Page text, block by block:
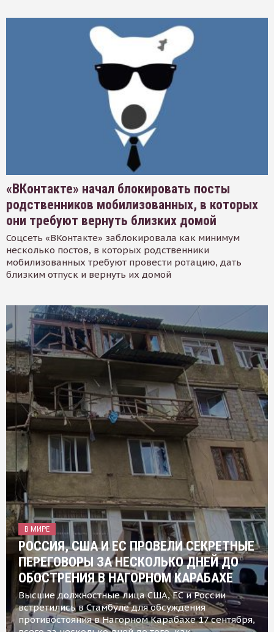
«ВКонтакте» начал блокировать посты
родственников мобилизованных, в которых
они требуют вернуть близких домой
Соцсеть «ВКонтакте» заблокировала как минимум
несколько постов, в которых родственники
мобилизованных требуют провести ротацию, дать
близким отпуск и вернуть их домой
В МИРЕ
РОССИЯ, США И ЕС ПРОВЕЛИ СЕКРЕТНЫЕ
ПЕРЕГОВОРЫ ЗА НЕСКОЛЬКО ДНЕЙ ДО
ОБОСТРЕНИЯ В НАГОРНОМ КАРАБАХЕ
Высшие должностные лица США, ЕС и России
встретились в Стамбуле для обсуждения
противостояния в Нагорном Карабахе 17 сентября,